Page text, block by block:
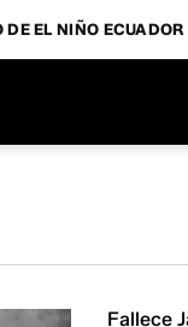
DE EL NIÑO ECUADOR
Fallece